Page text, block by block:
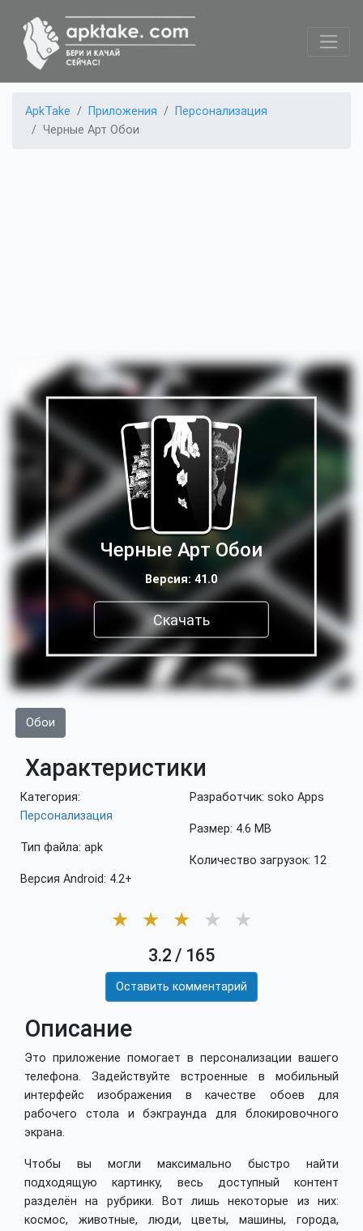
ApkTake Приложения
Персонализация
Черные Арт Обои
Черные Арт Обои
Версия: 41.0
Скачать
Обои
Характеристики
Категория:
Персонализация
Тип файла: apk
Версия Android: 4.2+
Разработчик: soko Apps
Размер: 4.6 MB
Количество загрузок: 12
★ ★ ★ ★ ★
3.2 / 165
Оставить комментарий
Описание
Это приложение помогает в персонализации вашего
телефона. Задействуйте встроенные в мобильный
интерфейс изображения в качестве обоев для
рабочего стола и бэкграунда для блокировочного
экрана.
Чтобы вы могли максимально быстро найти
подходящую картинку, весь доступный контент
разделён на рубрики. Вот лишь некоторые из них:
космос, животные, люди, цветы, машины, города,